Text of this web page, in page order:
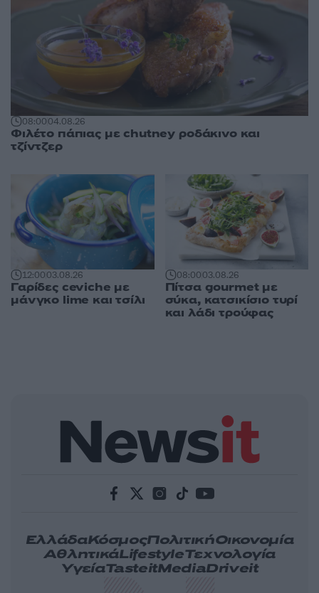
08:0004.08.26
Φιλέτο πάπιας με chutney ροδάκινο και
τζίντζερ
12:0003.08.26
Γαρίδες ceviche με
μάνγκο lime και τσίλι
08:0003.08.26
Πίτσα gourmet με
σύκα, κατσικίσιο τυρί
και λάδι τρούφας
ΕλλάδαΚόσμοςΠολιτικήΟικονομία
ΑθλητικάLifestyleΤεχνολογία
ΥγείαTasteitMediaDriveit